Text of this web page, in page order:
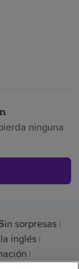
ninguna
sorpresas
inglés